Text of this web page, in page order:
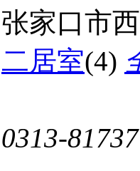
张家口市
二居室(4)
0313-